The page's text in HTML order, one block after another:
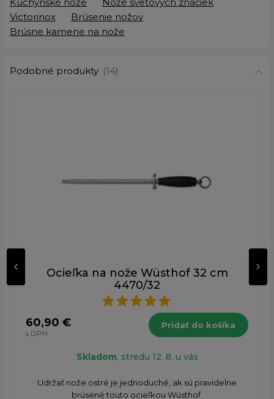
Victorinox
Brúsenie nožov
Brúsne kamene na nože
Podobné produkty (14)
Ocieľka na nože Wüsthof 32 cm
4470/32
60,90 €
s DPH
Pridať do košíka
Skladom, stredu 12. 8. u vás
Udržať nože ostré je jednoduché, ak sú pravidelne
brúsené touto ocieľkou Wüsthof.